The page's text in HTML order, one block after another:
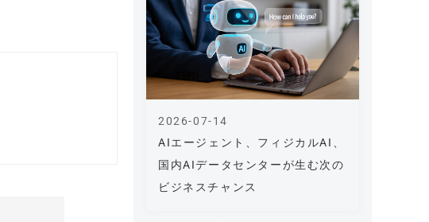
AIエージェント、フィジカルAI、
国内AIデータセンターが生む次の
ビジネスチャンス
2026-07-14